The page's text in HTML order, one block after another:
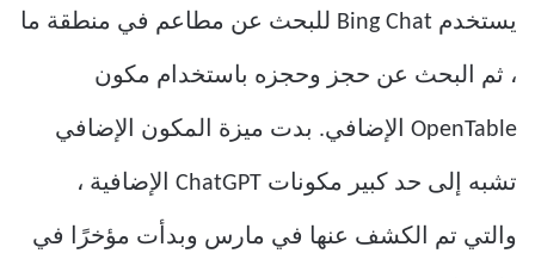
يستخدم Bing Chat للبحث عن مطاعم في منطقة ما
، ثم البحث عن حجز وحجزه باستخدام مكون
OpenTable الإضافي. بدت ميزة المكون الإضافي
تشبه إلى حد كبير مكونات ChatGPT الإضافية ،
والتي تم الكشف عنها في مارس وبدأت مؤخرًا في